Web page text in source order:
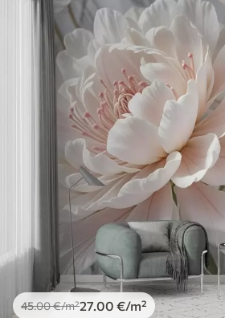
45.00€/m²27 .00 €/m²